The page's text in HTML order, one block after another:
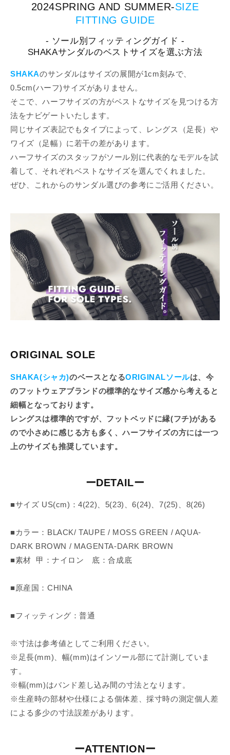
2024SPRING AND SUMMER-SIZE
FITTING GUIDE
- ソール別フィッティングガイド -
SHAKAサンダルのベストサイズを選ぶ方法
SHAKAのサンダルはサイズの展開が1cm刻みで、
0.5cm(ハーフ)サイズがありません。
そこで、ハーフサイズの方がベストなサイズを見つける方
法をナビゲートいたします。
同じサイズ表記でもタイプによって、レングス（足長）や
ワイズ（足幅）に若干の差があります。
ハーフサイズのスタッフがソール別に代表的なモデルを試
着して、それぞれベストなサイズを選んでくれました。
ぜひ、これからのサンダル選びの参考にご活用ください。
ORIGINAL SOLE
SHAKA(シャカ)のベースとなるORIGINALソールは、今
のフットウェアブランドの標準的なサイズ感から考えると
細幅となっております。
レングスは標準的ですが、フットベッドに縁(フチ)がある
ので小さめに感じる方も多く、ハーフサイズの方には一つ
上のサイズも推奨しています。
ーDETAILー
■サイズ US(cm)：4(22)、5(23)、6(24)、7(25)、8(26)
■カラー：BLACK/ TAUPE / MOSS GREEN / AQUA-
DARK BROWN / MAGENTA-DARK BROWN
■素材 甲：ナイロン 底：合成底
■原産国：CHINA
■フィッティング：普通
※寸法は参考値としてご利用ください。
※足長(mm)、幅(mm)はインソール部にて計測していま
す。
※幅(mm)はバンド差し込み間の寸法となります。
※生産時の部材や仕様による個体差、採寸時の測定個人差
による多少の寸法誤差があります。
ーATTENTIONー